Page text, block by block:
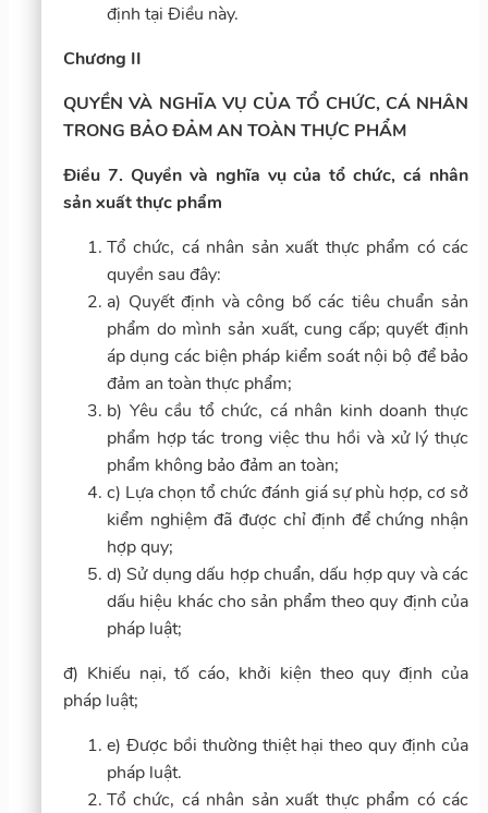
định tại Điều này.
Chương II
QUYỀN VÀ NGHĨA VỤ CỦA TỔ CHỨC, CÁ NHÂN
TRONG BẢO ĐẢM AN TOÀN THỰC PHẨM
Điều 7. Quyền và nghĩa vụ của tổ chức, cá nhân
sản xuất thực phẩm
Tổ chức, cá nhân sản xuất thực phẩm có các
quyền sau đây:
a) Quyết định và công bố các tiêu chuẩn sản
phẩm do mình sản xuất, cung cấp; quyết định
áp dụng các biện pháp kiểm soát nội bộ để bảo
đảm an toàn thực phẩm;
b) Yêu cầu tổ chức, cá nhân kinh doanh thực
phẩm hợp tác trong việc thu hồi và xử lý thực
phẩm không bảo đảm an toàn;
c) Lựa chọn tổ chức đánh giá sự phù hợp, cơ sở
kiểm nghiệm đã được chỉ định để chứng nhận
hợp quy;
d) Sử dụng dấu hợp chuẩn, dấu hợp quy và các
dấu hiệu khác cho sản phẩm theo quy định của
pháp luật;
đ) Khiếu nại, tố cáo, khởi kiện theo quy định của
pháp luật;
e) Được bồi thường thiệt hại theo quy định của
pháp luật.
Tổ chức, cá nhân sản xuất thực phẩm có các